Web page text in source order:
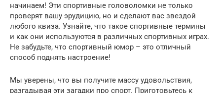
начинаем! Эти спортивные головоломки не только
проверят вашу эрудицию, но и сделают вас звездой
любого квиза. Узнайте, что такое спортивные термины
и как они используются в различных спортивных играх.
Не забудьте, что спортивный юмор – это отличный
способ поднять настроение!
Мы уверены, что вы получите массу удовольствия,
разгадывая эти загадки про спорт. Приготовьтесь к